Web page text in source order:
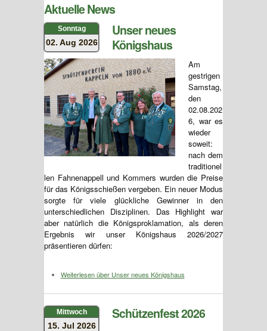
Aktuelle News
Sonntag
02. Aug 2026
Unser neues
Königshaus
Am
gestrigen
Samstag,
den
02.08.202
6, war es
wieder
soweit:
nach dem
traditionel
len Fahnenappell und Kommers wurden die Preise
für das Königsschießen vergeben. Ein neuer Modus
sorgte für viele glückliche Gewinner in den
unterschiedlichen Disziplinen. Das Highlight war
aber natürlich die Königsproklamation, als deren
Ergebnis wir unser Königshaus 2026/2027
präsentieren dürfen:
Weiterlesenüber Unser neues Königshaus
Mittwoch
15. Jul 2026
Schützenfest 2026